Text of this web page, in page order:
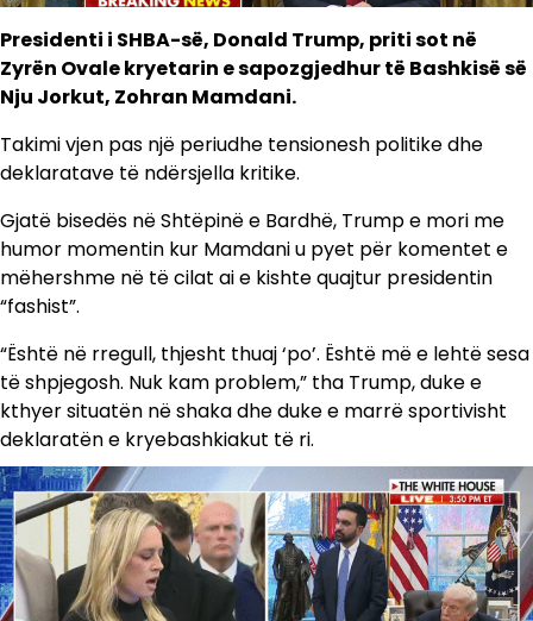
Presidenti i SHBA-së, Donald Trump, priti sot në
Zyrën Ovale kryetarin e sapozgjedhur të Bashkisë së
Nju Jorkut, Zohran Mamdani.
Takimi vjen pas një periudhe tensionesh politike dhe
deklaratave të ndërsjella kritike.
Gjatë bisedës në Shtëpinë e Bardhë, Trump e mori me
humor momentin kur Mamdani u pyet për komentet e
mëhershme në të cilat ai e kishte quajtur presidentin
“fashist”.
“Është në rregull, thjesht thuaj ‘po’. Është më e lehtë sesa
të shpjegosh. Nuk kam problem,” tha Trump, duke e
kthyer situatën në shaka dhe duke e marrë sportivisht
deklaratën e kryebashkiakut të ri.